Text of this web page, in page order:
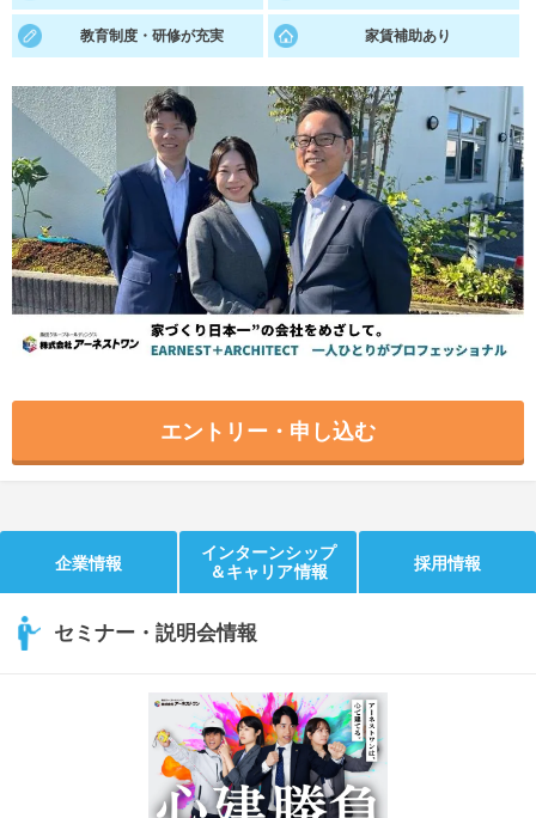
就活ノウハウが満載！ お役立ち記事・相談室など
あなたに合う仕事を診断！ 動画で対策講座をチェック
就活ニュースペーパー
就活時事ニュースを更新
よくある質問
不明点があればこちら
教育制度・研修が充実 家賃補助あり
エントリー・申し込む
企業情報
インターンシップ
＆キャリア情報
採用情報
セミナー・説明会情報